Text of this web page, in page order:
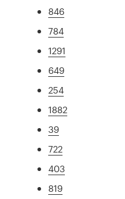
846
784
1291
649
254
1882
39
722
403
819